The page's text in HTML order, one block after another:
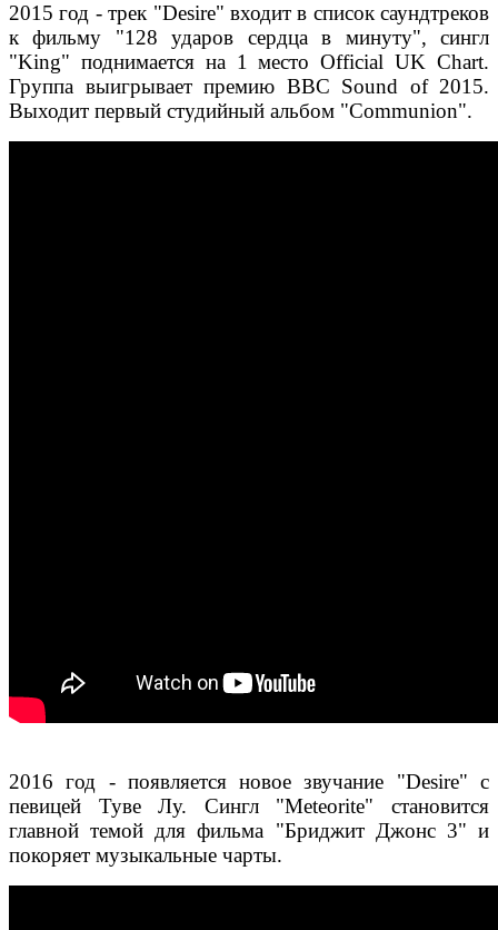
2015 год - трек "Desire" входит в список саундтреков
к фильму "128 ударов сердца в минуту", сингл
"King" поднимается на 1 место Official UK Chart.
Группа выигрывает премию BBC Sound of 2015.
Выходит первый студийный альбом "Communion".
2016 год - появляется новое звучание "Desire" с
певицей Туве Лу. Cингл "Meteorite" становится
главной темой для фильма "Бриджит Джонс 3" и
покоряет музыкальные чарты.